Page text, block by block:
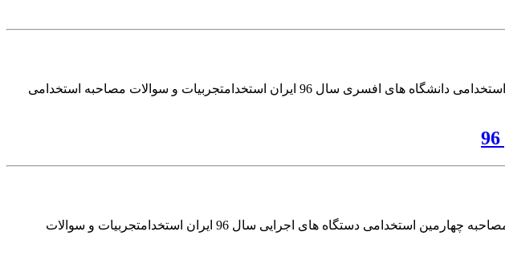
تجربیات و سوالات مصاحبه استخدامی دانشگاه های افسری سال 96ایران استخدام تجربیات و سوالات مصاحبه استخدامی دانشگاه های افسری سال 96 ایران استخدامتجربیات و سوالات مصاحبه استخدامی
تجربیات و سوالات مصاحبه چهارمین استخدامی دستگاه های اجرایی سال 96ایران استخدام تجربیات و سوالات مصاحبه چهارمین استخدامی دستگاه های اجرایی سال 96 ایران استخدامتجربیات و سوالات